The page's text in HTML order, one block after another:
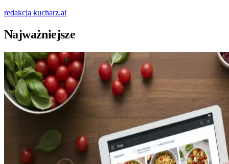
redakcja kucharz.ai
Najważniejsze